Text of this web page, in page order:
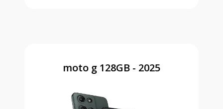
moto g 128GB - 2025